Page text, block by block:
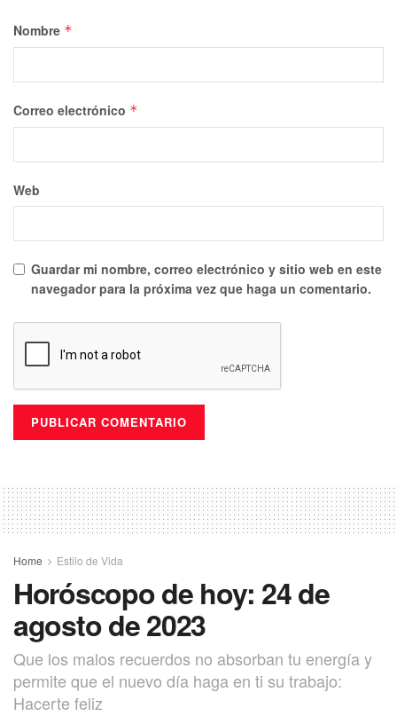
Nombre *
Correo electrónico *
Web
Guardar mi nombre, correo electrónico y sitio web en este
navegador para la próxima vez que haga un comentario.
Home Estilo de Vida
Horóscopo de hoy: 24 de
agosto de 2023
Que los malos recuerdos no absorban tu energía y
permite que el nuevo día haga en ti su trabajo:
Hacerte feliz